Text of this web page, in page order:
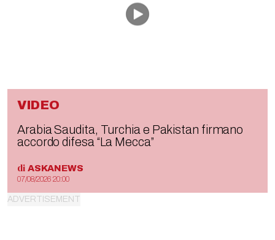
VIDEO
Arabia Saudita, Turchia e Pakistan firmano
accordo difesa “La Mecca”
di ASKANEWS
07/08/2026 20:00